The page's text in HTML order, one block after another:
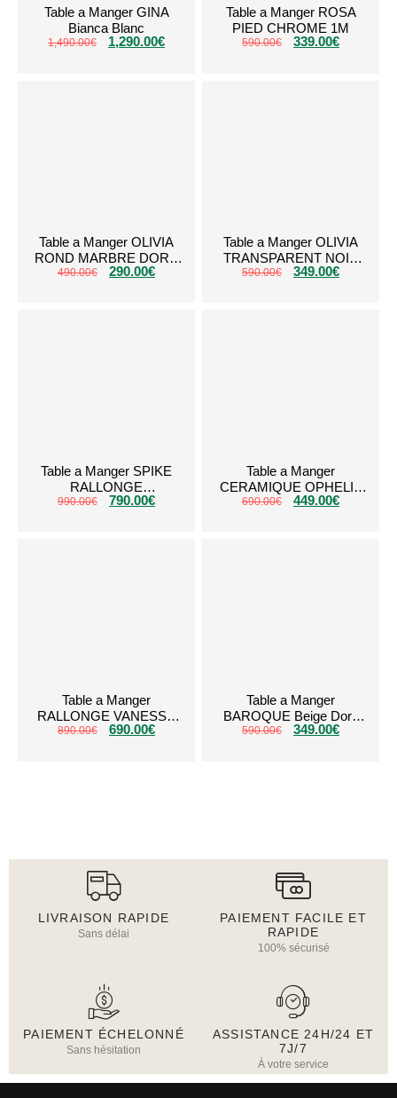
Table a Manger GINA
Bianca Blanc
1,490.00€ 1,290.00€
Table a Manger ROSA
PIED CHROME 1M
590.00€ 339.00€
Table a Manger OLIVIA
ROND MARBRE DORE
1M
490.00€ 290.00€
Table a Manger OLIVIA
TRANSPARENT NOIR
1m50
590.00€ 349.00€
Table a Manger SPIKE
RALLONGE
CERAMIQUE MARBRE
990.00€ 790.00€
Table a Manger
CERAMIQUE OPHELIA
Blanc Dore
690.00€ 449.00€
Table a Manger
RALLONGE VANESSA
TRAVERTIN PLATEAU
890.00€ 690.00€
Table a Manger
BAROQUE Beige Dore
150cm
590.00€ 349.00€
LIVRAISON RAPIDE
Sans délai
PAIEMENT FACILE ET
RAPIDE
100% sécurisé
PAIEMENT ÉCHELONNÉ
Sans hésitation
ASSISTANCE 24H/24 ET
7J/7
À votre service